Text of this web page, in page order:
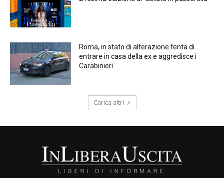
Roma, in stato di alterazione tenta di
entrare in casa della ex e aggredisce i
Carabinieri
Carica altri